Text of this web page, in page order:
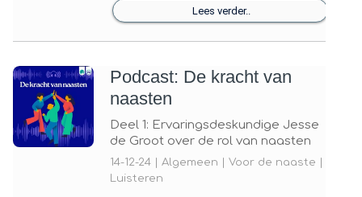
Lees verder..
Podcast: De kracht van
naasten
Deel 1: Ervaringsdeskundige Jesse
de Groot over de rol van naasten
14-12-24 | Algemeen | Voor de naaste |
Luisteren